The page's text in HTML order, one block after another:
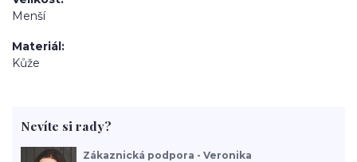
Menší
Materiál
Kůže
Nevíte si rady?
Zákaznická podpora - Veronika